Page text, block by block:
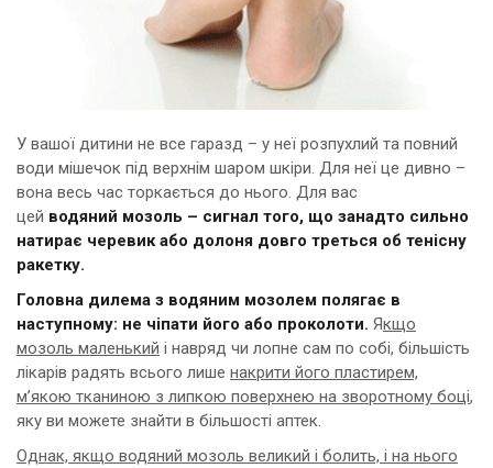
У вашої дитини не все гаразд – у неї розпухлий та повний
води мішечок під верхнім шаром шкіри. Для неї це дивно –
вона весь час торкається до нього. Для вас
цей водяний мозоль – сигнал того, що занадто сильно
натирає черевик або долоня довго треться об тенісну
ракетку.
Головна дилема з водяним мозолем полягає в
наступному: не чіпати його або проколоти. Якщо
мозоль маленький і навряд чи лопне сам по собі, більшість
лікарів радять всього лише накрити його пластирем,
м’якою тканиною з липкою поверхнею на зворотному боці,
яку ви можете знайти в більшості аптек.
Однак, якщо водяний мозоль великий і болить, і на нього